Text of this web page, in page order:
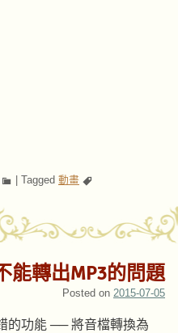
Tagged 動畫
能轉出MP3的問題
Posted on 2015-07-05
的功能 ── 將音檔轉換為